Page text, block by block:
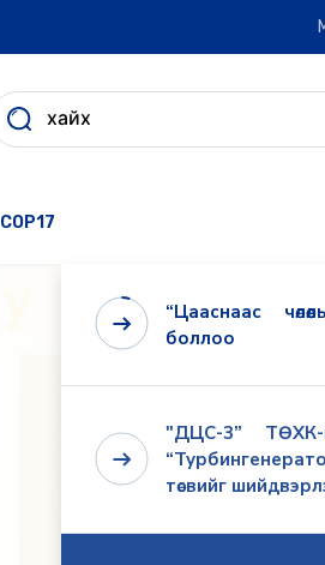
COP17
“Цааснаас
боллоо
"ДЦС-3” ТӨХК-
төсвийг